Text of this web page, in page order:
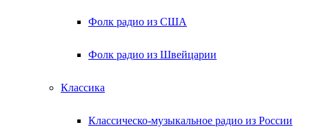
Фолк радио из США
Фолк радио из Швейцарии
Классика
Классическо-музыкальное радио из России